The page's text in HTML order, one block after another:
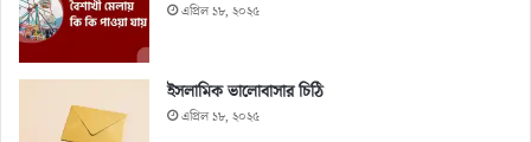
এপ্রিল ১৮, ২০২৫
ইসলামিক ভালোবাসার চিঠি
এপ্রিল ১৮, ২০২৫